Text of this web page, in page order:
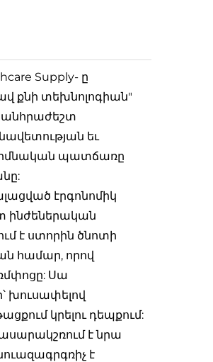
Supply- ը
քնի տեխնոլոգիան"
անհրաժեշտ
եւ
պատճառը
էրգոնոմիկ
ինժեներական
է ստորին ծնոտի
համար, որով
Սա
խուսափելով
կրելու դեպքում:
է նրա
է